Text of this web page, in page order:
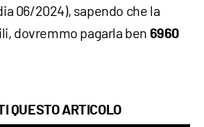
06/2024), sapendo che la
dovremmo pagarla ben 6960
QUESTO ARTICOLO